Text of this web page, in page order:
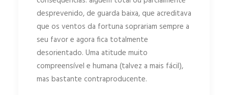
desprevenido, de guarda baixa, que acreditava
que os ventos da fortuna soprariam sempre a
seu favor e agora fica totalmente
desorientado. Uma atitude muito
compreensível e humana (talvez a mais fácil),
mas bastante contraproducente.